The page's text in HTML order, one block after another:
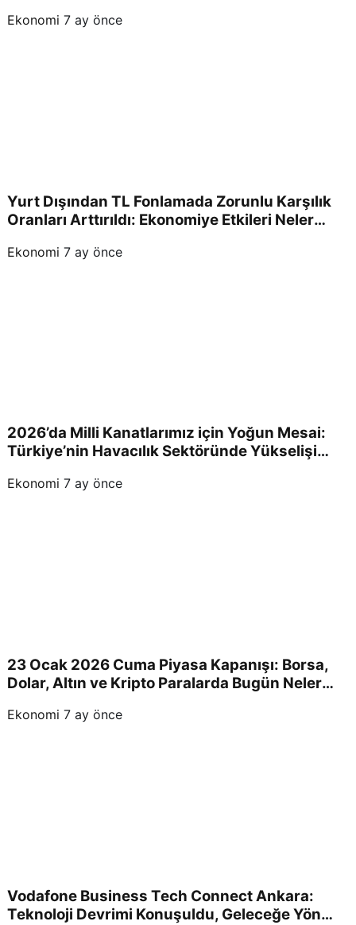
Ekonomi 7 ay önce
Yurt Dışından TL Fonlamada Zorunlu Karşılık
Oranları Arttırıldı: Ekonomiye Etkileri Neler
Ekonomi 7 ay önce
2026’da Milli Kanatlarımız için Yoğun Mesai:
Türkiye’nin Havacılık Sektöründe Yükselişi
Ekonomi 7 ay önce
23 Ocak 2026 Cuma Piyasa Kapanışı: Borsa,
Dolar, Altın ve Kripto Paralarda Bugün Neler
Ekonomi 7 ay önce
Vodafone Business Tech Connect Ankara:
Teknoloji Devrimi Konuşuldu, Geleceğe Yön